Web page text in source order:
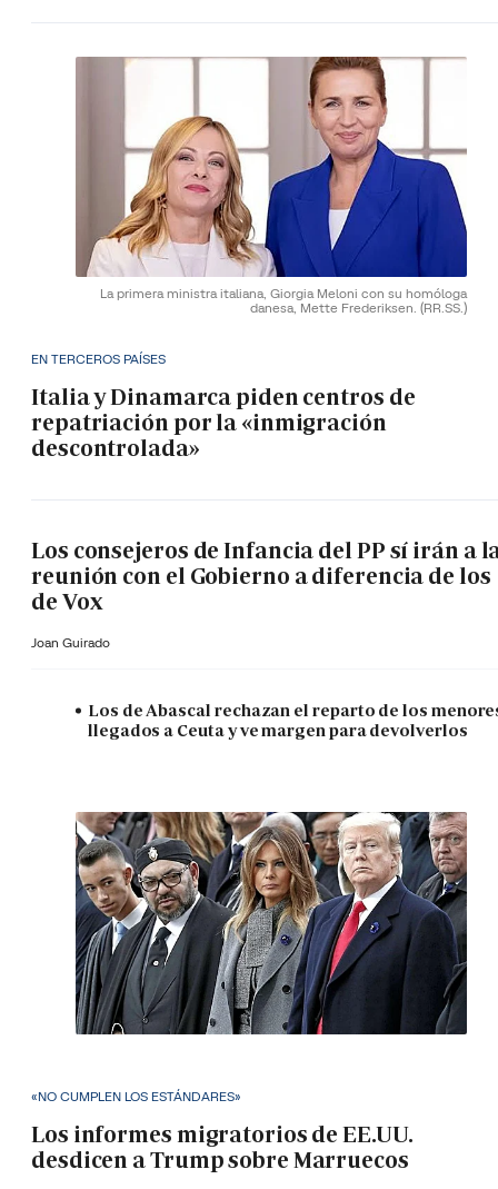
La primera ministra italiana, Giorgia Meloni con su homóloga
danesa, Mette Frederiksen. (RR.SS.)
EN TERCEROS PAÍSES
Italia y Dinamarca piden centros de
repatriación por la «inmigración
descontrolada»
Los consejeros de Infancia del PP sí irán a
reunión con el Gobierno a diferencia de los
de Vox
Joan Guirado
Los de Abascal rechazan el reparto de los
llegados a Ceuta y ve margen para devolverlos
«NO CUMPLEN LOS ESTÁNDARES»
Los informes migratorios de EE.UU.
desdicen a Trump sobre Marruecos